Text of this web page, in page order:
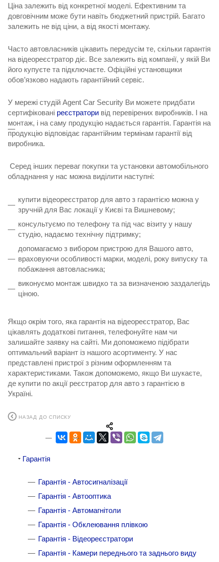
Ціна залежить від конкретної моделі. Ефективним та
довговічним може бути навіть бюджетний пристрій. Багато
залежить не від ціни, а від якості монтажу.
Часто автовласників цікавить передусім те, скільки гарантія
на відеореєстратор діє. Все залежить від компанії, у якій Ви
його купуєте та підключаєте. Офіційні установщики
обов’язково надають гарантійний сервіс.
У мережі студій Agent Car Security Ви можете придбати
сертифіковані реєстратори від перевірених виробників. І на
монтаж, і на саму продукцію надається гарантія. Гарантія на
продукцію відповідає гарантійним термінам гарантії від
виробника.
Серед інших переваг покупки та установки автомобільного
обладнання у нас можна виділити наступні:
купити відеореєстратор для авто з гарантією можна у
зручній для Вас локації у Києві та Вишневому;
консультуємо по телефону та під час візиту у нашу
студію, надаємо технічну підтримку;
допомагаємо з вибором пристрою для Вашого авто,
враховуючи особливості марки, моделі, року випуску та
побажання автовласника;
виконуємо монтаж швидко та за визначеною заздалегідь
ціною.
Якщо окрім того, яка гарантія на відеореєстратор, Вас
цікавлять додаткові питання, телефонуйте нам чи
залишайте заявку на сайті. Ми допоможемо підібрати
оптимальний варіант із нашого асортименту. У нас
представлені пристрої з різним оформленням та
характеристиками. Також допоможемо, якщо Ви шукаєте,
де купити по акції реєстратор для авто з гарантією в
Україні.
НАЗАД ДО СПИСКУ
Гарантія
Гарантія - Автосигналізації
Гарантія - Автооптика
Гарантія - Автомагнітоли
Гарантія - Обклеювання плівкою
Гарантія - Відеореєстратори
Гарантія - Камери переднього та заднього виду